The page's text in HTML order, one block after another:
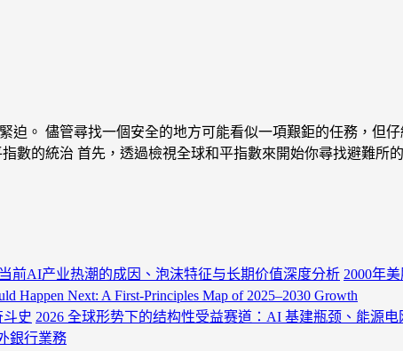
。 儘管尋找一個安全的地方可能看似一項艱鉅的任務，但
的統治 首先，透過檢視全球和平指數來開始你尋找避難所
当前AI产业热潮的成因、泡沫特征与长期价值深度分析 2000年
Happen Next: A First-Principles Map of 2025–2030 Growth
斗史 2026 全球形势下的结构性受益赛道：AI 基建瓶颈、能源
銀行業務